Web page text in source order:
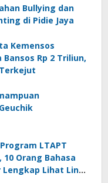
Bullying dan
di Pidie Jaya
Kemensos
Rp 2 Triliun,
LTAPT
10 Orang Bahasa
Lihat Link